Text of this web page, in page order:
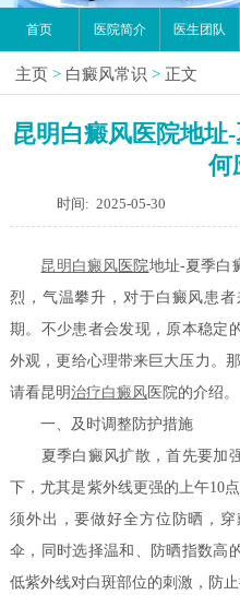
首页 医院简介 医生团队
主页 > 白癜风常识 > 正文
昆明白癜风医院地址
何
时间: 2025-05-30
昆明 白癜风 医院地址-夏季白
烈，气温攀升，对于白癜风患
期。不少患者会发现，原本稳定
外观，更给心理带来巨大压力。
请看昆明治疗白癜风 医院的介绍。
一、及时调整防护措施
夏季白癜风扩散，首先要加强
下，尤其是紫外线更强的上午10
须外出，要做好全方位防晒，
伞，同时选择温和、防晒指数高
低紫外线对白斑部位的刺激，防止